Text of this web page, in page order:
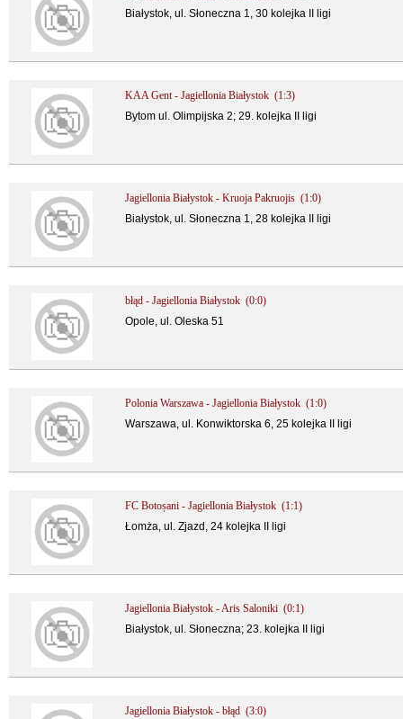
Białystok, ul. Słoneczna 1, 30 kolejka II ligi
KAA Gent - Jagiellonia Białystok (1:3)
Bytom ul. Olimpijska 2; 29. kolejka II ligi
Jagiellonia Białystok - Kruoja Pakruojis (1:0)
Białystok, ul. Słoneczna 1, 28 kolejka II ligi
błąd - Jagiellonia Białystok (0:0)
Opole, ul. Oleska 51
Polonia Warszawa - Jagiellonia Białystok (1:0)
Warszawa, ul. Konwiktorska 6, 25 kolejka II ligi
FC Botoșani - Jagiellonia Białystok (1:1)
Łomża, ul. Zjazd, 24 kolejka II ligi
Jagiellonia Białystok - Aris Saloniki (0:1)
Białystok, ul. Słoneczna; 23. kolejka II ligi
Jagiellonia Białystok - błąd (3:0)